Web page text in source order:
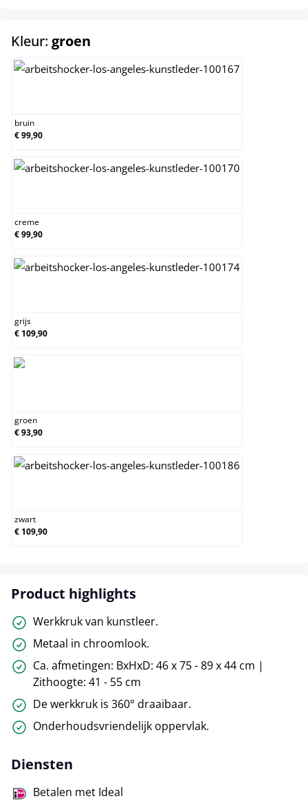
Kleur: groen
bruin
€ 99,90
creme
€ 99,90
grijs
€ 109,90
groen
€ 93,90
zwart
€ 109,90
Product highlights
Werkkruk van kunstleer.
Metaal in chroomlook.
Ca. afmetingen: BxHxD: 46 x 75 - 89 x 44 cm |
Zithoogte: 41 - 55 cm
De werkkruk is 360° draaibaar.
Onderhoudsvriendelijk oppervlak.
Diensten
Betalen met Ideal